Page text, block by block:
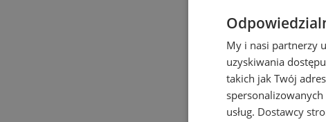
My i nasi partnerzy
uzyskiwania
takich jak Twój
usług. Dostawcy